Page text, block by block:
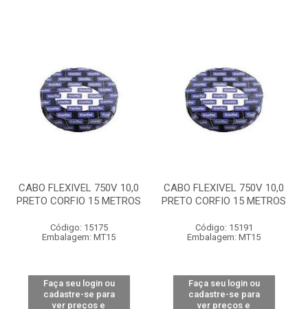
CABO FLEXIVEL 750V 10,0
PRETO CORFIO 15 METROS
Código: 15175
Embalagem: MT15
Faça seu login ou
cadastre-se para
ver preços e
CABO FLEXIVEL 750V 10,0
PRETO CORFIO 15 METROS
Código: 15191
Embalagem: MT15
Faça seu login ou
cadastre-se para
ver preços e